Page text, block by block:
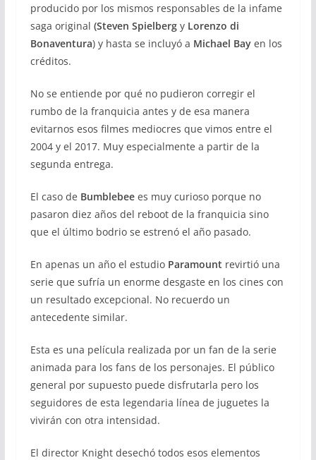
producido por los mismos responsables de la infame
saga original (Steven SpielbergyLorenzo di
Bonaventura) y hasta se incluyó a Michael Bayen los
créditos.
No se entiende por qué no pudieron corregir el
rumbo de la franquicia antes y de esa manera
evitarnos esos filmes mediocres que vimos entre el
2004 y el 2017. Muy especialmente a partir de la
segunda entrega.
El caso de Bumblebeees muy curioso porque no
pasaron diez años del reboot de la franquicia sino
que el último bodrio se estrenó el año pasado.
En apenas un año el estudio Paramount revirtió una
serie que sufría un enorme desgaste en los cines con
un resultado excepcional. No recuerdo un
antecedente similar.
Esta es una película realizada por un fan de la serie
animada para los fans de los personajes. El público
general por supuesto puede disfrutarla pero los
seguidores de esta legendaria línea de juguetes la
vivirán con otra intensidad.
El director Knight desechó todos esos elementos